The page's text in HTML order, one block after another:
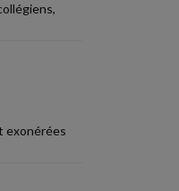
exonérées